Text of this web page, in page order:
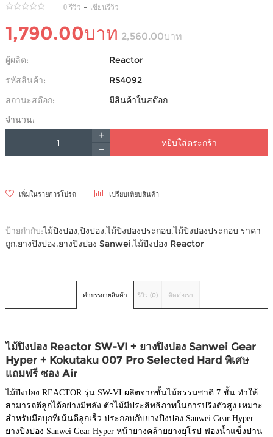
0 รีวิว - เขียนรีวิว
1,790.00บาท 2,560.00บาท
ผู้ผลิต:
Reactor
รหัสสินค้า:
RS4092
สถานะสต๊อก:
มีสินค้าในสต๊อก
จำนวน:
หยิบใส่ตระกร้า
เพิ่มในรายการโปรด เปรียบเทียบสินค้า
ป้ายกำกับ:ไม้ปิงปอง,ปิงปอง,ไม้ปิงปองประกอบ,ไม้ปิงปองประกอบ ราคา
ถูก,ยางปิงปอง,ยางปิงปอง Sanwei,ไม้ปิงปอง Reactor
คำบรรยายสินค้า รีวิว (0) ติดต่อเรา
ไม้ปิงปอง Reactor SW-VI + ยางปิงปอง Sanwei Gear
Hyper + Kokutaku 007 Pro Selected Hard พิเศษ
แถมฟรี ซอง Air
ไม้ปิงปอง REACTOR รุ่น SW-VI ผลิตจากชั้นไม้ธรรมชาติ 7 ชั้น ทำให้
สามารถตีลูกได้อย่างมีพลัง ตัวไม้มีประสิทธิภาพในการปริงตัวสูง เหมาะ
สำหรับมือบุกที่เน้นตีลูกเร็ว ประกอบกับยางปิงปอง Sanwei Gear Hyper
ยางปิงปอง Sanwei Gear Hyper หน้ายางคล้ายยางยุโรป ฟองน้ำแข็งปาน